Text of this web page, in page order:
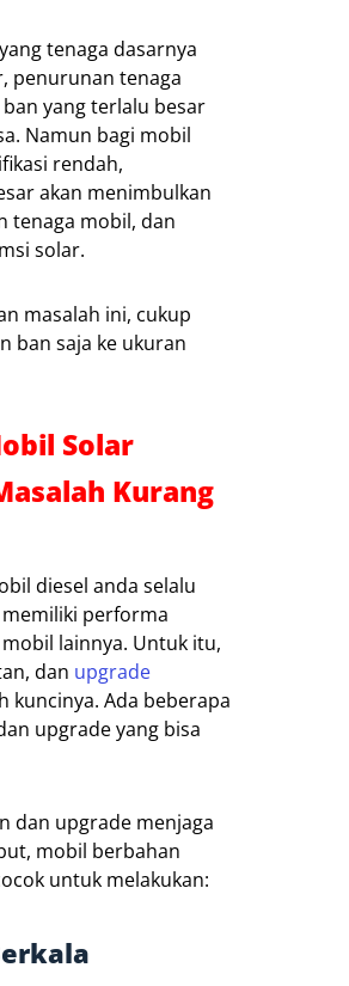
tenaga dasarnya
penurunan tenaga
yang terlalu besar
Namun bagi mobil
rendah,
akan menimbulkan
tenaga mobil, dan
solar.
masalah ini, cukup
ban saja ke ukuran
Solar
Kurang
diesel anda selalu
performa
lainnya. Untuk itu,
dan upgrade
kuncinya. Ada beberapa
upgrade yang bisa
dan upgrade menjaga
mobil berbahan
untuk melakukan: